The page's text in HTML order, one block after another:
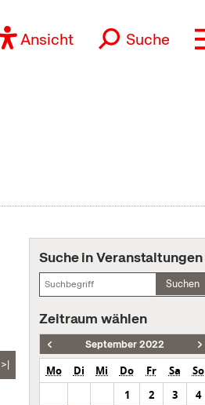
Ansicht Suche
>|
Suche in Veranstaltungen
Suchen
Zeitraum wählen
September 2022
Mo Di Mi Do Fr Sa
So
1
2 3
4